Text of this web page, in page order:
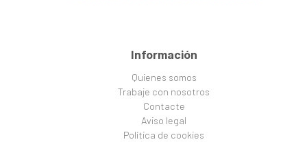
Información
Quienes somos
Trabaje con nosotros
Contacte
Aviso legal
Política de cookies